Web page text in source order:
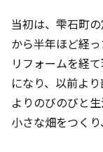
当初は、雫石町
から半年ほど経
リフォームを経
になり、以前よ
よりのびのびと
小さな畑をつく